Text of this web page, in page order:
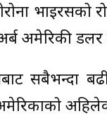
भाइरसको
अमेरिकी
सबैभन्दा